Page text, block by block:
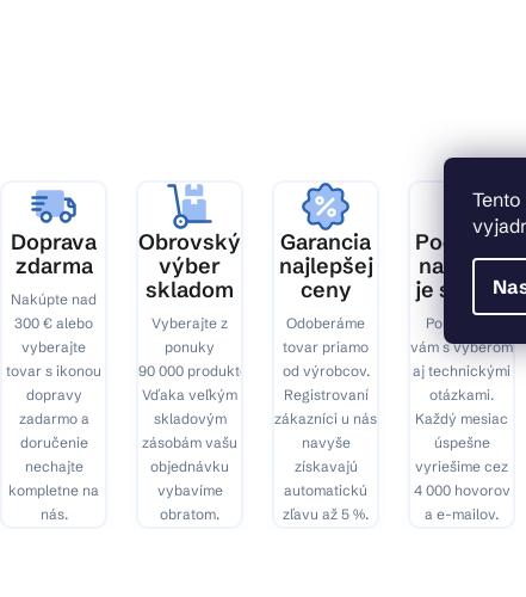
Doprava
zdarma
Nakúpte nad
300 € alebo
vyberajte
tovar s ikonou
dopravy
zadarmo a
doručenie
nechajte
kompletne na
nás.
Obrovský
výber
skladom
Vyberajte z
ponuky
90 000 produktov.
Vďaka veľkým
skladovým
zásobám vašu
objednávku
vybavíme
obratom.
Garancia
najlepšej
ceny
Odoberáme
tovar priamo
od výrobcov.
Registrovaní
zákazníci u nás
navyše
získavajú
automatickú
zľavu až 5 %.
Podpora,
na ktorú
je spoľah
Pomôžeme
vám s výberom
aj technickými
otázkami.
Každý mesiac
úspešne
vyriešime cez
4 000 hovorov
a e-mailov.